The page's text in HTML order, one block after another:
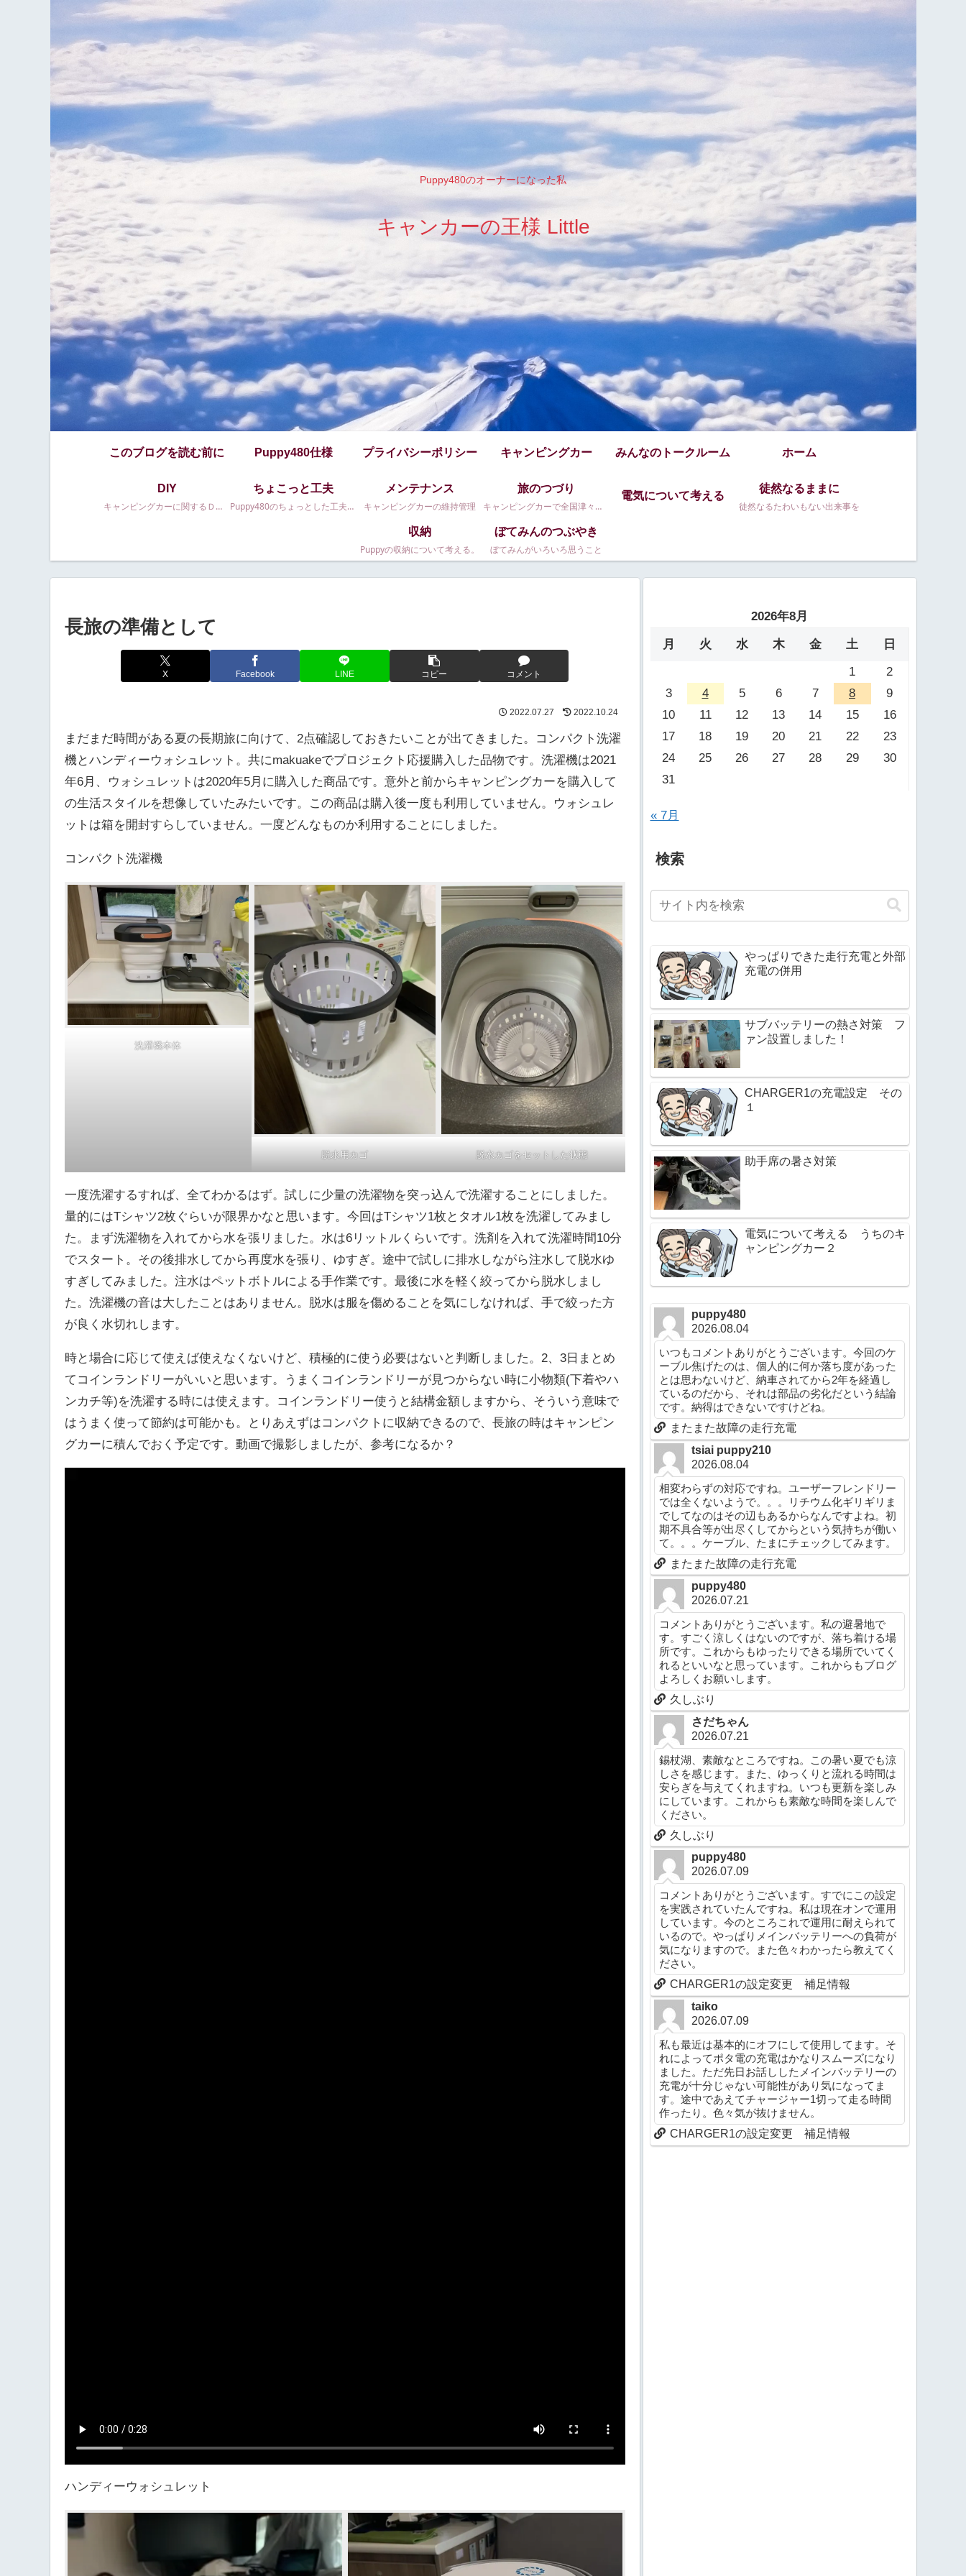
Puppy480のオーナーになった私
キャンカーの王様 Little
このブログを読む前に Puppy480仕様 プライバシーポリシー キャンピングカー みんなのトークルーム ホーム
DIY
キャンピングカーに関するＤＩＹ等
ちょこっと工夫
Puppy480のちょっとした工夫です
メンテナンス
キャンピングカーの維持管理
旅のつづり
キャンピングカーで全国津々浦々。
電気について考える
徒然なるままに
徒然なるたわいもない出来事を
収納
Puppyの収納について考える。
ぼてみんのつぶやき
ぼてみんがいろいろ思うこと
長旅の準備として
X Facebook LINE コピー コメント
2022.07.27 2022.10.24
まだまだ時間がある夏の長期旅に向けて、2点確認しておきたいことが出てきました。コンパクト洗濯
機とハンディーウォシュレット。共にmakuakeでプロジェクト応援購入した品物です。洗濯機は2021
年6月、ウォシュレットは2020年5月に購入した商品です。意外と前からキャンピングカーを購入して
の生活スタイルを想像していたみたいです。この商品は購入後一度も利用していません。ウォシュレ
ットは箱を開封すらしていません。一度どんなものか利用することにしました。
コンパクト洗濯機
洗濯機本体
脱水用カゴ 脱水カゴをセットした状態
一度洗濯するすれば、全てわかるはず。試しに少量の洗濯物を突っ込んで洗濯することにしました。
量的にはTシャツ2枚ぐらいが限界かなと思います。今回はTシャツ1枚とタオル1枚を洗濯してみまし
た。まず洗濯物を入れてから水を張リました。水は6リットルくらいです。洗剤を入れて洗濯時間10分
でスタート。その後排水してから再度水を張り、ゆすぎ。途中で試しに排水しながら注水して脱水ゆ
すぎしてみました。注水はペットボトルによる手作業です。最後に水を軽く絞ってから脱水しまし
た。洗濯機の音は大したことはありません。脱水は服を傷めることを気にしなければ、手で絞った方
が良く水切れします。
時と場合に応じて使えば使えなくないけど、積極的に使う必要はないと判断しました。2、3日まとめ
てコインランドリーがいいと思います。うまくコインランドリーが見つからない時に小物類(下着やハ
ンカチ等)を洗濯する時には使えます。コインランドリー使うと結構金額しますから、そういう意味で
はうまく使って節約は可能かも。とりあえずはコンパクトに収納できるので、長旅の時はキャンピン
グカーに積んでおく予定です。動画で撮影しましたが、参考になるか？
ハンディーウォシュレット
2026年8月
月 火 水 木 金 土
日
1
2
3
4 5 6 7 8
9
10
11 12 13 14 15
16
17
18 19 20 21 22
23
24
25 26 27 28 29
30
31
« 7月
検索
やっぱりできた走行充電と外部
充電の併用
サブバッテリーの熱さ対策 フ
ァン設置しました！
CHARGER1の充電設定 その
１
助手席の暑さ対策
電気について考える うちのキ
ャンピングカー２
puppy480
2026.08.04
いつもコメントありがとうございます。今回のケ
ーブル焦げたのは、個人的に何か落ち度があった
とは思わないけど、納車されてから2年を経過し
ているのだから、それは部品の劣化だという結論
です。納得はできないですけどね。
またまた故障の走行充電
tsiai puppy210
2026.08.04
相変わらずの対応ですね。ユーザーフレンドリー
では全くないようで。。。リチウム化ギリギリま
でしてなのはその辺もあるからなんですよね。初
期不具合等が出尽くしてからという気持ちが働い
て。。。ケーブル、たまにチェックしてみます。
またまた故障の走行充電
puppy480
2026.07.21
コメントありがとうございます。私の避暑地で
す。すごく涼しくはないのですが、落ち着ける場
所です。これからもゆったりできる場所でいてく
れるといいなと思っています。これからもブログ
よろしくお願いします。
久しぶり
さだちゃん
2026.07.21
錫杖湖、素敵なところですね。この暑い夏でも涼
しさを感じます。また、ゆっくりと流れる時間は
安らぎを与えてくれますね。いつも更新を楽しみ
にしています。これからも素敵な時間を楽しんで
ください。
久しぶり
puppy480
2026.07.09
コメントありがとうございます。すでにこの設定
を実践されていたんですね。私は現在オンで運用
しています。今のところこれで運用に耐えられて
いるので。やっぱりメインバッテリーへの負荷が
気になりますので。また色々わかったら教えてく
ださい。
CHARGER1の設定変更 補足情報
taiko
2026.07.09
私も最近は基本的にオフにして使用してます。そ
れによってポタ電の充電はかなりスムーズになり
ました。ただ先日お話ししたメインバッテリーの
充電が十分じゃない可能性があり気になってま
す。途中であえてチャージャー1切って走る時間
作ったり。色々気が抜けません。
CHARGER1の設定変更 補足情報